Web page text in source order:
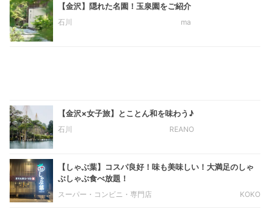
【金沢】隠れた名園！玉泉園をご紹介
石川 ma
【金沢×女子旅】とことん和を味わう♪
石川 REANO
【しゃぶ葉】コスパ良好！味も美味しい！大満足のしゃ
ぶしゃぶ食べ放題！
スーパー・コンビニ・専門店 KOKO